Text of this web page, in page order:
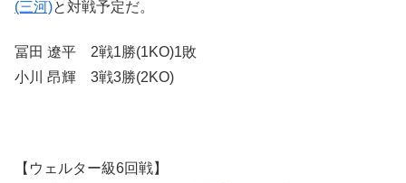
(三河)と対戦予定だ。
冨田 遼平 2戦1勝(1KO)1敗
小川 昂輝 3戦3勝(2KO)
【ウェルター級6回戦】